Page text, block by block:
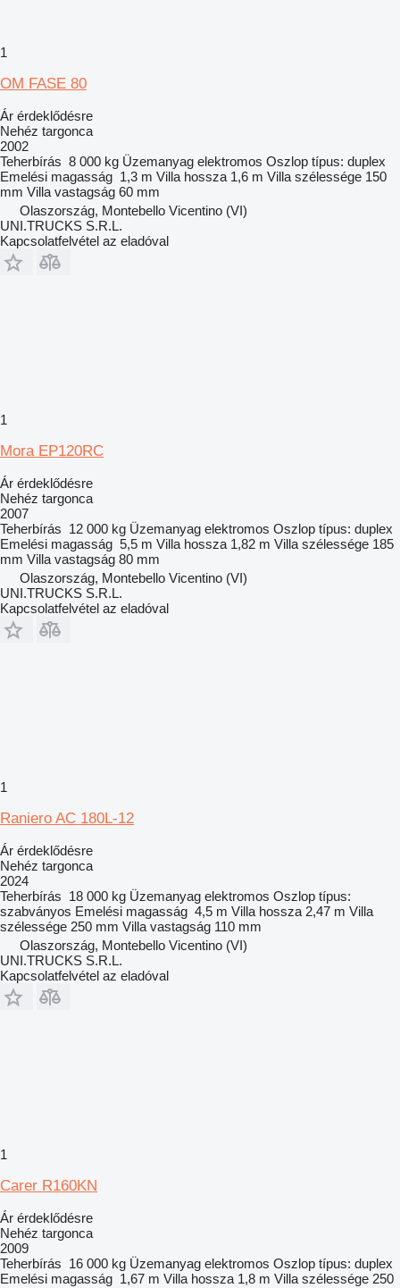
1
OM FASE 80
Ár érdeklődésre
Nehéz targonca
2002
Teherbírás 8 000 kg Üzemanyag elektromos Oszlop típus: duplex
Emelési magasság 1,3 m Villa hossza 1,6 m Villa szélessége 150
mm Villa vastagság 60 mm
Olaszország, Montebello Vicentino (VI)
UNI.TRUCKS S.R.L.
Kapcsolatfelvétel az eladóval
1
Mora EP120RC
Ár érdeklődésre
Nehéz targonca
2007
Teherbírás 12 000 kg Üzemanyag elektromos Oszlop típus: duplex
Emelési magasság 5,5 m Villa hossza 1,82 m Villa szélessége 185
mm Villa vastagság 80 mm
Olaszország, Montebello Vicentino (VI)
UNI.TRUCKS S.R.L.
Kapcsolatfelvétel az eladóval
1
Raniero AC 180L-12
Ár érdeklődésre
Nehéz targonca
2024
Teherbírás 18 000 kg Üzemanyag elektromos Oszlop típus:
szabványos Emelési magasság 4,5 m Villa hossza 2,47 m Villa
szélessége 250 mm Villa vastagság 110 mm
Olaszország, Montebello Vicentino (VI)
UNI.TRUCKS S.R.L.
Kapcsolatfelvétel az eladóval
1
Carer R160KN
Ár érdeklődésre
Nehéz targonca
2009
Teherbírás 16 000 kg Üzemanyag elektromos Oszlop típus: duplex
Emelési magasság 1,67 m Villa hossza 1,8 m Villa szélessége 250